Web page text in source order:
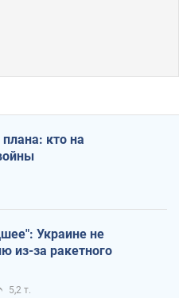
кто на
Украине не
из-за ракетного
5,2 т.